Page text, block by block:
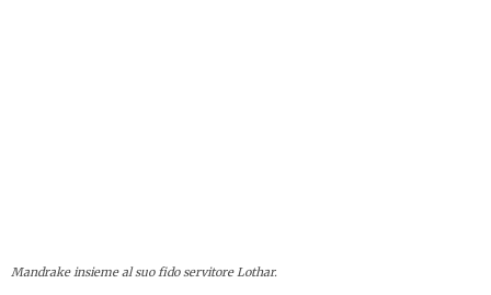
Mandrake insieme al suo fido servitore Lothar.